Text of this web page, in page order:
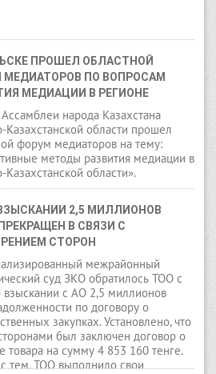
ПРОШЕЛ ОБЛАСТНОЙ
ПО ВОПРОСАМ
МЕДИАЦИИ В РЕГИОНЕ
народа Казахстана
Казахстанской области прошел
форум медиаторов на тему:
методы развития медиации в
Казахстанской области».
2,5 МИЛЛИОНОВ
В СВЯЗИ С
СТОРОН
межрайонный
суд ЗКО обратилось ТОО с
взыскании с АО 2,5 миллионов
по договору о
закупках. Установлено, что
был заключен договор о
товара на сумму 4 853 160 тенге.
тем, ТОО выполнило свои